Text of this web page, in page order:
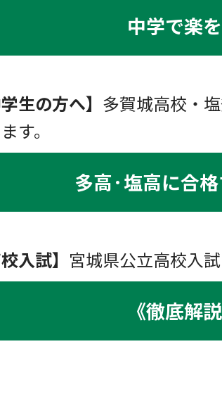
中学で楽
学生の方へ】 多賀城高校・
す。
多高·塩高に合
校入試】 宮城県公立高校入
《徹底解